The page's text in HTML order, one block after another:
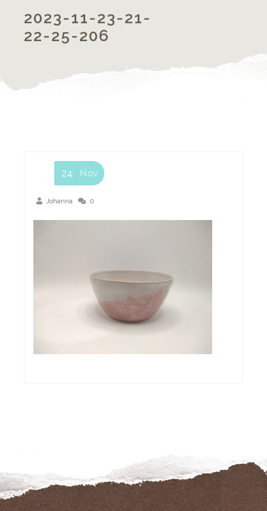
2023-11-23-21-
22-25-206
Johanna 0
24 Nov